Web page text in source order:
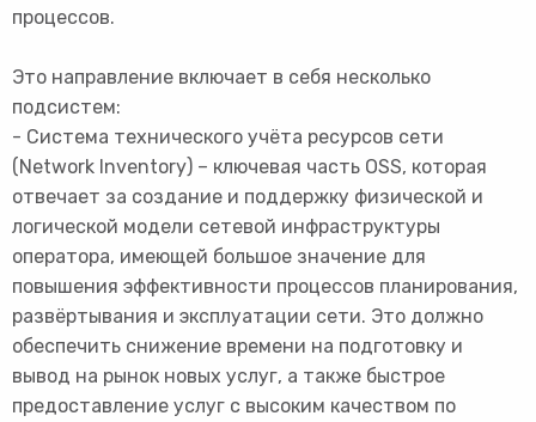
процессов.
Это направление включает в себя несколько
подсистем:
- Система технического учёта ресурсов сети
(Network Inventory) – ключевая часть OSS, которая
отвечает за создание и поддержку физической и
логической модели сетевой инфраструктуры
оператора, имеющей большое значение для
повышения эффективности процессов планирования,
развёртывания и эксплуатации сети. Это должно
обеспечить снижение времени на подготовку и
вывод на рынок новых услуг, а также быстрое
предоставление услуг с высоким качеством по